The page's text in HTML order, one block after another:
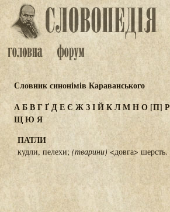
Словник синонімів Караванського
АБВГҐДЕЄ ЖЗІЙКЛМНО[П] Р
ЩЮ Я
ПАТЛИ
кудли, пелехи; (тварини) <довга> шерсть.